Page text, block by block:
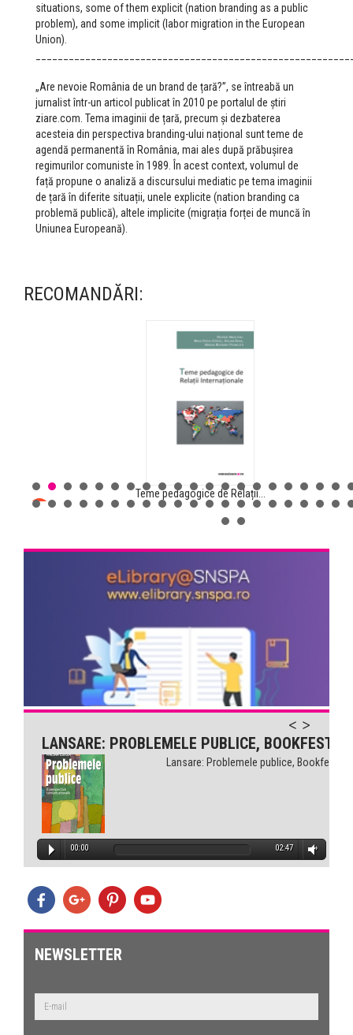
situations, some of them explicit (nation branding as a public
problem), and some implicit (labor migration in the European
Union).
„Are nevoie România de un brand de țară?”, se întreabă un
jurnalist într-un articol publicat în 2010 pe portalul de știri
ziare.com. Tema imaginii de țară, precum și dezbaterea
acesteia din perspectiva branding-ului național sunt teme de
agendă permanentă în România, mai ales după prăbușirea
regimurilor comuniste în 1989. În acest context, volumul de
față propune o analiză a discursului mediatic pe tema imaginii
de țară în diferite situații, unele explicite (nation branding ca
problemă publică), altele implicite (migrația forței de muncă în
Uniunea Europeană).
RECOMANDĂRI:
Teme pedagogice de Relații...
Comunicarea pentru sănătate...
LANSARE: PROBLEMELE PUBLICE, BOOKFEST
Lansare: Problemele publice, Bookfest
00:00 02:47
NEWSLETTER